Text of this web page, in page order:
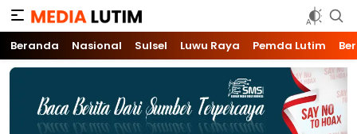
Media Lutim
Info untuk Lutim
Beranda Nasional Sulsel Luwu Raya Pemda Lutim